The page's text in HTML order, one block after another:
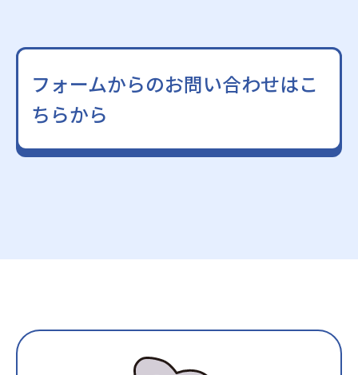
フォームからのお問い合わせはこ
ちらから